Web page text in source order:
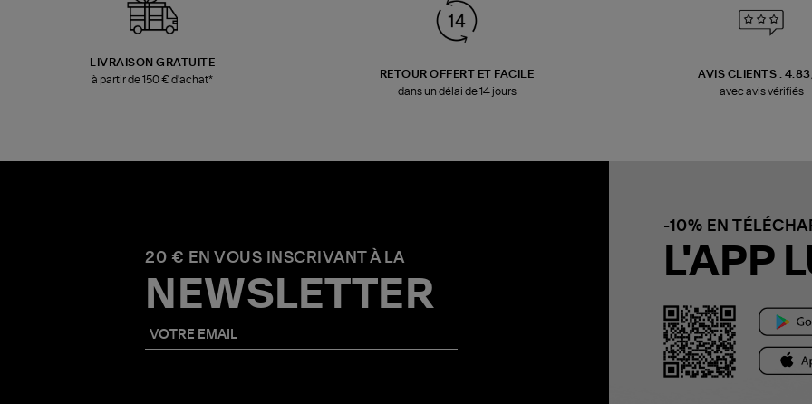
LIVRAISON GRATUITE
à partir de 150 € d'achat*
RETOUR OFFERT ET FACILE
dans un délai de 14 jours
AVIS CLIENTS :
avec avis vérifiés
20 € EN VOUS INSCRIVANT À LA
NEWSLETTER
-10% EN
L'APP